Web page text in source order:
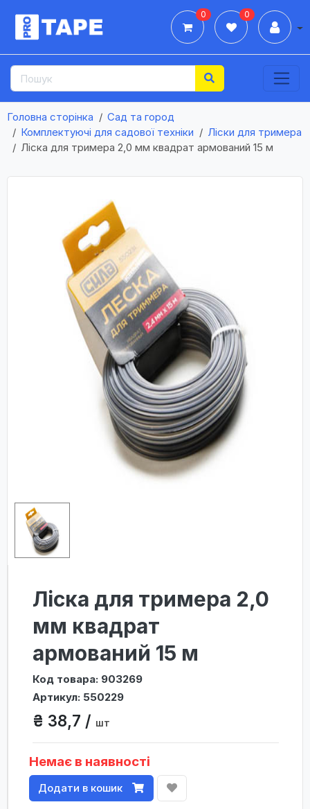
0 0
Головна сторінка
Сад та город
Комплектуючі для садової техніки
Ліски для тримера
Лiска для тримера 2,0 мм квадрат армований 15 м
Лiска для тримера 2,0
мм квадрат
армований 15 м
Код товара: 903269
Артикул: 550229
₴ 38,7 / шт
Немає в наявності
Додати в кошик